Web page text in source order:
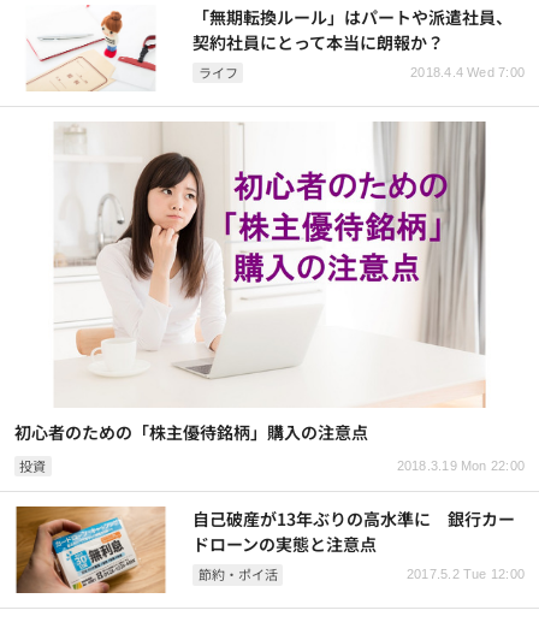
ライフ 2018.4.4 Wed 7:00
「無期転換ルール」はパートや派遣社員、
契約社員にとって本当に朗報か？
投資 2018.3.19 Mon 22:00
初心者のための「株主優待銘柄」購入の注意点
節約・ポイ活 2017.5.2 Tue 12:00
自己破産が13年ぶりの高水準に 銀行カー
ドローンの実態と注意点